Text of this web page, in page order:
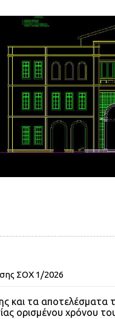
ΣΟΧ 1/2026
και τα
ορισμένου χρόνου